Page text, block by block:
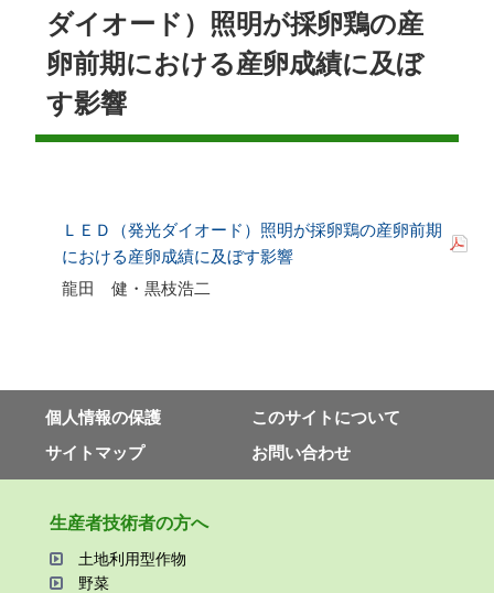
ダイオード）照明が採卵鶏の産
卵前期における産卵成績に及ぼ
す影響
ＬＥＤ（発光ダイオード）照明が採卵鶏の産卵前期
における産卵成績に及ぼす影響
龍田 健・黒枝浩二
個⼈情報の保護
このサイトについて
サイトマップ
お問い合わせ
⽣産者技術者の⽅へ
⼟地利⽤型作物
野菜